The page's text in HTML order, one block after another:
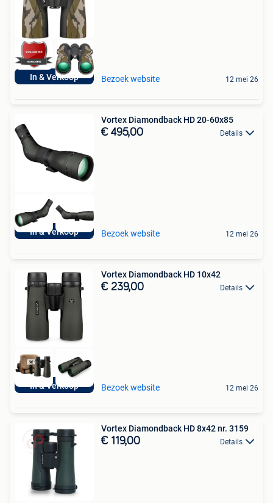
In & Verkoop Bezoek website 12 mei 26
In & Verkoop
Vortex Diamondback HD 20-60x85
€ 495,00 Details
Bezoek website 12 mei 26
In & Verkoop
Vortex Diamondback HD 10x42
€ 239,00 Details
Bezoek website 12 mei 26
Vortex Diamondback HD 8x42 nr. 3159
€ 119,00 Details